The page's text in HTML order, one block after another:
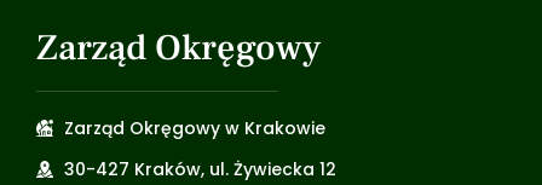
Zarząd Okręgowy
Zarząd Okręgowy w Krakowie
30-427 Kraków, ul. Żywiecka 12